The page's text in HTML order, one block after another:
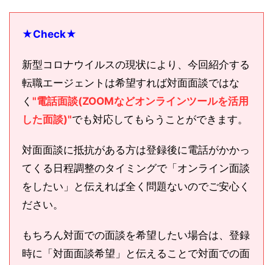
★Check★
新型コロナウイルスの現状により、今回紹介する
転職エージェントは希望すれば対面面談ではな
く "電話面談(ZOOMなどオンラインツールを活用
した面談)"でも対応してもらうことができます。
対面面談に抵抗がある方は登録後に電話がかかっ
てくる日程調整のタイミングで「オンライン面談
をしたい」と伝えれば全く問題ないのでご安心く
ださい。
もちろん対面での面談を希望したい場合は、登録
時に「対面面談希望」と伝えることで対面での面